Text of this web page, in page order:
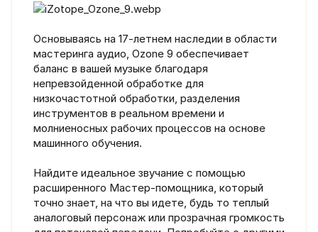
Основываясь на 17-летнем наследии в области
мастеринга аудио, Ozone 9 обеспечивает
баланс в вашей музыке благодаря
непревзойденной обработке для
низкочастотной обработки, разделения
инструментов в реальном времени и
молниеносных рабочих процессов на основе
машинного обучения.
Найдите идеальное звучание с помощью
расширенного Мастер-помощника, который
точно знает, на что вы идете, будь то теплый
аналоговый персонаж или прозрачная громкость